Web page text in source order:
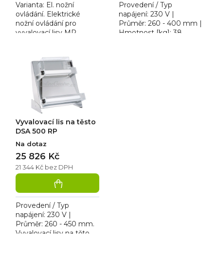
Varianta: El. nožní
ovládání. Elektrické
nožní ovládání pro
vyvalovací lisy MR.
Provedení / Typ
napájení: 230 V |
Průměr: 260 - 400 mm |
Hmotnost [kg]: 38.
Vyvalovací lis na těsto
DSA 500 RP
Na dotaz
21 344 Kč bez DPH
25 826 Kč
Provedení / Typ
napájení: 230 V |
Průměr: 260 - 450 mm.
Vyvalovací lisy na těto.